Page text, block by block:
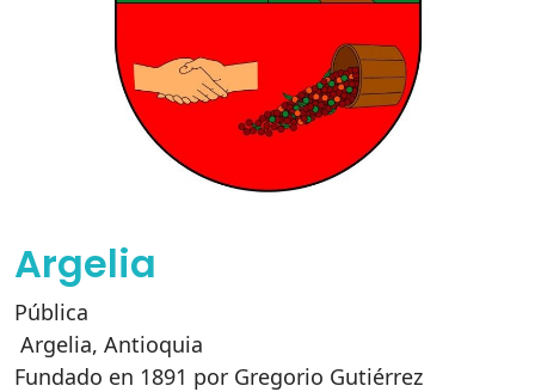
Argelia
Pública
Argelia, Antioquia
Fundado en 1891 por Gregorio Gutiérrez